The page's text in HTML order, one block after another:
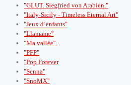
"GLUT. Siegfried von Arabien."
"Italy-Sicily - Timeless Eternal Art"
"Jeux d’enfants"
"Llamame"
"Ma vallée".
"PFP"
"Pop Forever
"Senna"
"SnoMX"